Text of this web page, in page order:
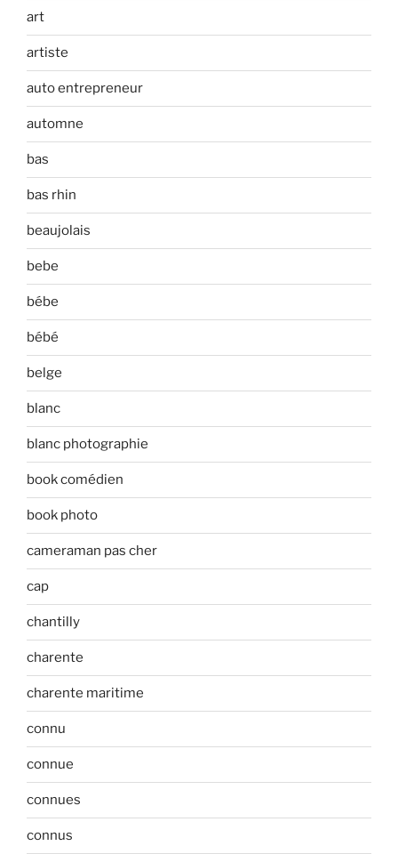
art
artiste
auto entrepreneur
automne
bas
bas rhin
beaujolais
bebe
bébe
bébé
belge
blanc
blanc photographie
book comédien
book photo
cameraman pas cher
cap
chantilly
charente
charente maritime
connu
connue
connues
connus